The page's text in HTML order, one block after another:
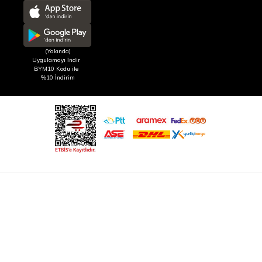
(Yakında)
Uygulamayı İndir
BYM10 Kodu ile
%10 İndirim